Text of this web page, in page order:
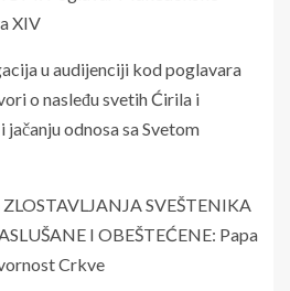
u audijenciji kod poglavara
o nasleđu svetih Ćirila i
odnosa sa Svetom